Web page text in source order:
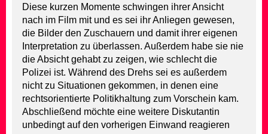
Diese kurzen Momente schwingen ihrer Ansicht
nach im Film mit und es sei ihr Anliegen gewesen,
die Bilder den Zuschauern und damit ihrer eigenen
Interpretation zu überlassen. Außerdem habe sie nie
die Absicht gehabt zu zeigen, wie schlecht die
Polizei ist. Während des Drehs sei es außerdem
nicht zu Situationen gekommen, in denen eine
rechtsorientierte Politikhaltung zum Vorschein kam.
Abschließend möchte eine weitere Diskutantin
unbedingt auf den vorherigen Einwand reagieren